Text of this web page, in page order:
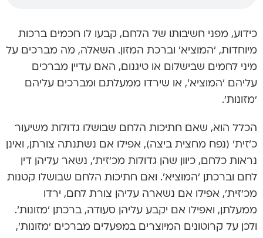
כידוע, מפני חשיבותו של הלחם, קבעו לו חכמים ברכות
מיוחדות, ‘המוציא’ וברכת המזון. השאלה, מה מברכים על
מיני לחמים שבישלום או טיגנום, האם עדיין מברכים
עליהם ‘המוציא’, או שירדו ממעלתם ומברכים עליהם
‘מזונות’.
הכלל הוא, שאם חתיכות הלחם שבושלו גדולות משיעור
כ’זית’ (נפח מחצית ביצה), אפילו אם נשתנתה צורתן, ואינן
נראות כלחם, כיוון שהן גדולות מכ’זית’, נשאר עליהן דין
לחם וברכתן ‘המוציא’. ואם חתיכות הלחם שבושלו קטנות
מכ’זית’, אפילו אם נשארה עליהן צורת לחם, ירדו
ממעלתן, ואפילו אם יקבע עליהן סעודה, ברכתן ‘מזונות’.
ולכן על קרוטונים המיוצרים במפעלים מברכים ‘מזונות’,